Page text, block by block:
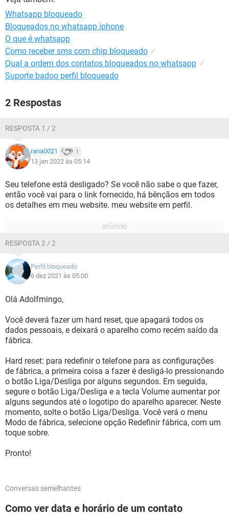
GUIA DE COMPRAS
Whatsapp bloqueado
Bloqueados no whatsapp iphone
O que é whatsapp
Como receber sms com chip bloqueado ✓
Qual a ordem dos contatos bloqueados no whatsapp ✓
Suporte badoo perfil bloqueado
2 Respostas
RESPOSTA 1 / 2
rana0021 1
13 jan 2022 às 05:14
Seu telefone está desligado? Se você não sabe o que fazer,
então você vai para o link fornecido, há bênçãos em todos
os detalhes em meu website. meu website em perfil.
RESPOSTA 2 / 2
Perfil bloqueado
6 dez 2021 às 05:00
Olá Adolfmingo,
Você deverá fazer um hard reset, que apagará todos os
dados pessoais, e deixará o aparelho como recém saído da
fábrica.
Hard reset: para redefinir o telefone para as configurações
de fábrica, a primeira coisa a fazer é desligá-lo pressionando
o botão Liga/Desliga por alguns segundos. Em seguida,
segure o botão Liga/Desliga e a tecla Volume aumentar por
alguns segundos até o logotipo do aparelho aparecer. Neste
momento, solte o botão Liga/Desliga. Você verá o menu
Modo de fábrica, selecione opção Redefinir fábrica, com um
toque sobre.
Pronto!
Conversas semelhantes
Como ver data e horário de um contato